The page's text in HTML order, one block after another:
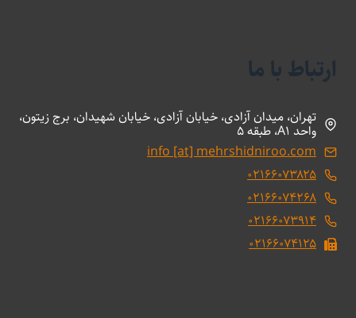
ارتباط با ما
تهران، میدان آزادی، خیابان آزادی، خیابان شهیدان، برج زیتون،
واحد A1، طبقه 5
info [at] mehrshidniroo.com
۰۲۱۶۶۰۷۳۸۲۵
۰۲۱۶۶۰۷۴۲۶۸
۰۲۱۶۶۰۷۳۹۱۴
۰۲۱۶۶۰۷۴۱۲۵